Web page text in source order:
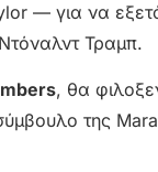
— για να
Τραμπ.
, θα
της